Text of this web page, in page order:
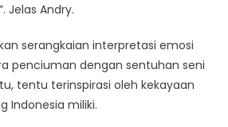
Jelas Andry.
serangkaian interpretasi emosi
penciuman dengan sentuhan seni
tentu terinspirasi oleh kekayaan
Indonesia miliki.